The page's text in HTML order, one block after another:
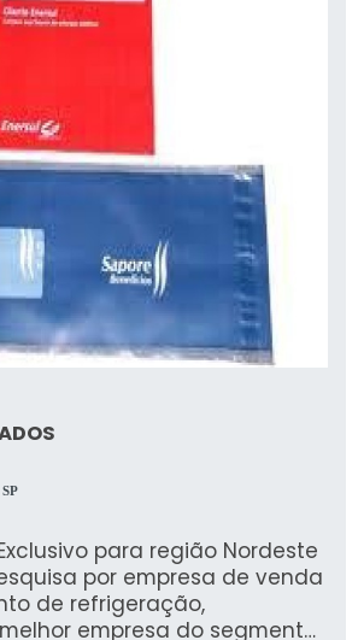
para região Nordeste
por empresa de venda
de refrigeração,
empresa do segmento